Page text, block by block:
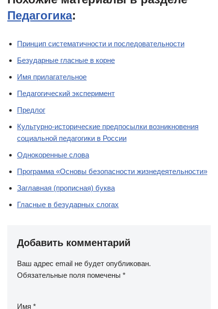
Педагогика:
Принцип систематичности и последовательности
Безударные гласные в корне
Имя прилагательное
Педагогический эксперимент
Предлог
Культурно-исторические предпосылки возникновения
социальной педагогики в России
Однокоренные слова
Программа «Основы безопасности жизнедеятельности»
Заглавная (прописная) буква
Гласные в безударных слогах
Добавить комментарий
Ваш адрес email не будет опубликован.
Обязательные поля помечены *
Имя *